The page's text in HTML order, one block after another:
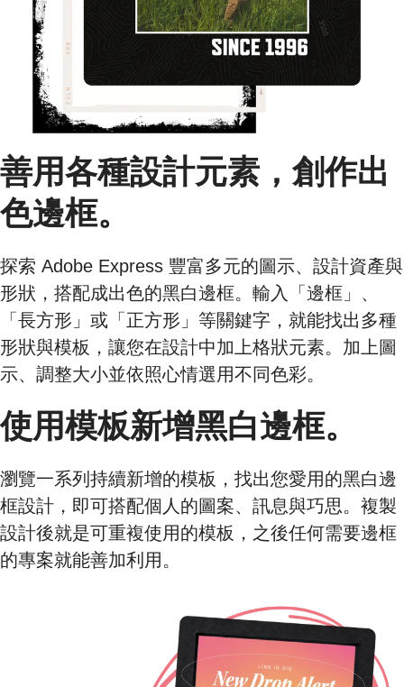
善用各種設計元素，創作出
色邊框。
探索 Adobe Express 豐富多元的圖示、設計資產與
形狀，搭配成出色的黑白邊框。輸入「邊框」、
「長方形」或「正方形」等關鍵字，就能找出多種
形狀與模板，讓您在設計中加上格狀元素。加上圖
示、調整大小並依照心情選用不同色彩。
使用模板新增黑白邊框。
瀏覽一系列持續新增的模板，找出您愛用的黑白邊
框設計，即可搭配個人的圖案、訊息與巧思。複製
設計後就是可重複使用的模板，之後任何需要邊框
的專案就能善加利用。